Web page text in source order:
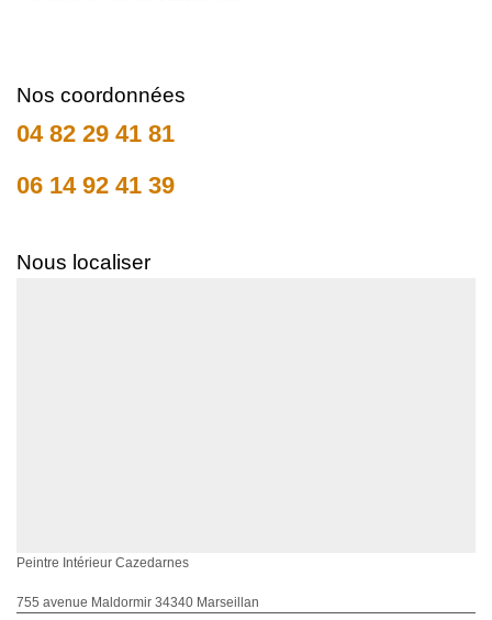
Nos coordonnées
04 82 29 41 81
06 14 92 41 39
Nous localiser
Peintre Intérieur Cazedarnes
755 avenue Maldormir 34340 Marseillan